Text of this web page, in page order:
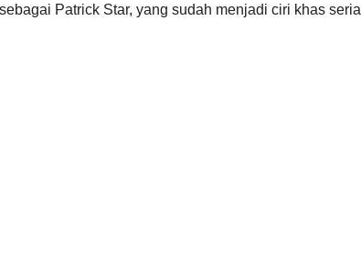
Patrick Star, yang sudah menjadi ciri khas serial